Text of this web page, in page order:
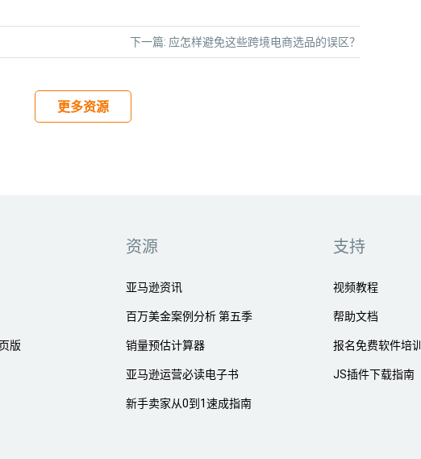
下一篇: 应怎样避免这些跨境电商选品的误区？
更多资源
版
资源
亚马逊资讯
百万美金案例分析 第五季
销量预估计算器
亚马逊运营必读电子书
新手卖家从0到1速成指南
支持
视频教程
帮助文档
报名免费软件培训
JS插件下载指南